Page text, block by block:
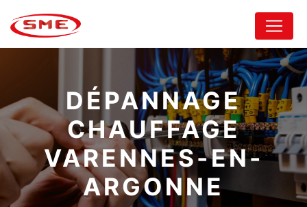
DÉPANNAGE
CHAUFFAGE
VARENNES-EN-
ARGONNE